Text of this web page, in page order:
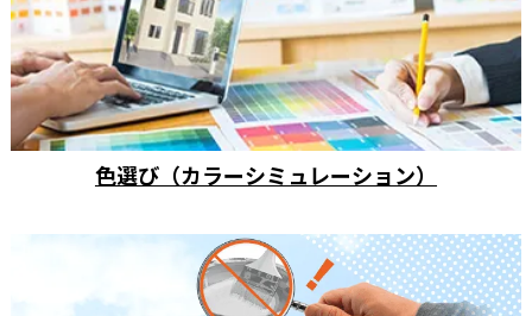
色選び（カラーシミュレーション）